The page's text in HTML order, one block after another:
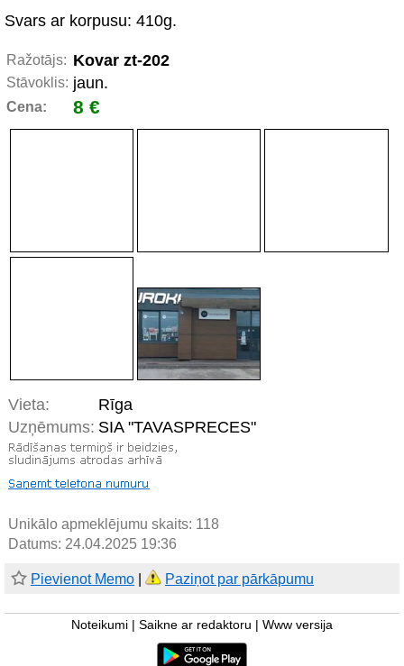
Svars ar korpusu: 410g.
Ražotājs: Kovar zt-202
Stāvoklis: jaun.
Cena: 8 €
Vieta:
Rīga
Uzņēmums: SIA "TAVASPRECES"
Unikālo apmeklējumu skaits: 118
Datums: 24.04.2025 19:36
Pievienot Memo Paziņot par pārkāpumu
Noteikumi Saikne ar redaktoru Www versija